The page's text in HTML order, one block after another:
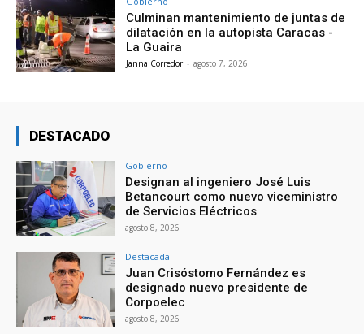
Culminan mantenimiento de juntas de
dilatación en la autopista Caracas -
La Guaira
Janna Corredor - agosto 7, 2026
DESTACADO
Gobierno
Designan al ingeniero José Luis
Betancourt como nuevo viceministro
de Servicios Eléctricos
agosto 8, 2026
Destacada
Juan Crisóstomo Fernández es
designado nuevo presidente de
Corpoelec
agosto 8, 2026